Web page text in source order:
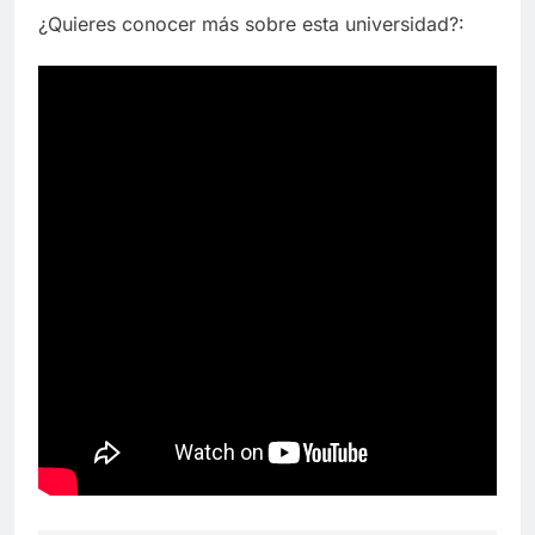
¿Quieres conocer más sobre esta universidad?: